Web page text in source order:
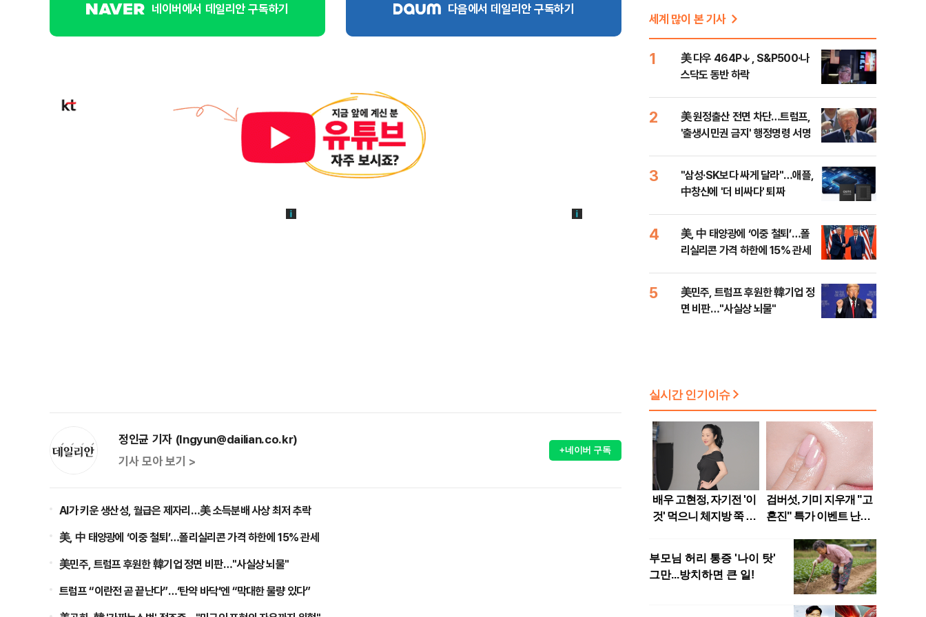
네이버에서 데일리안 구독하기 다음에서 데일리안 구독하기
정인균 기자 (Ingyun@dailian.co.kr)
기사 모아 보기 >
+네이버 구독
AI가 키운 생산성, 월급은 제자리…美 소득분배 사상 최저 추락
美, 中 태양광에 ‘이중 철퇴’…폴리실리콘 가격 하한에 15% 관세
美민주, 트럼프 후원한 韓기업 정면 비판…"사실상 뇌물"
트럼프 “이란전 곧 끝난다”…‘탄약 바닥’엔 “막대한 물량 있다”
세계 많이 본 기사
1
美 다우 464P↓, S&P500·나
스닥도 동반 하락
2
美 원정출산 전면 차단…트럼프,
'출생시민권 금지' 행정명령 서명
3
"삼성·SK보다 싸게 달라"…애플,
中창신에 '더 비싸다' 퇴짜
4
美, 中 태양광에 ‘이중 철퇴’…폴
리실리콘 가격 하한에 15% 관세
5
美민주, 트럼프 후원한 韓기업 정
면 비판…"사실상 뇌물"